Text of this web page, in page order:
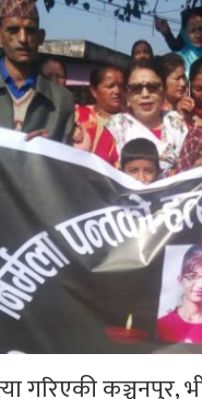
गरिएकी कञ्चनपुर,